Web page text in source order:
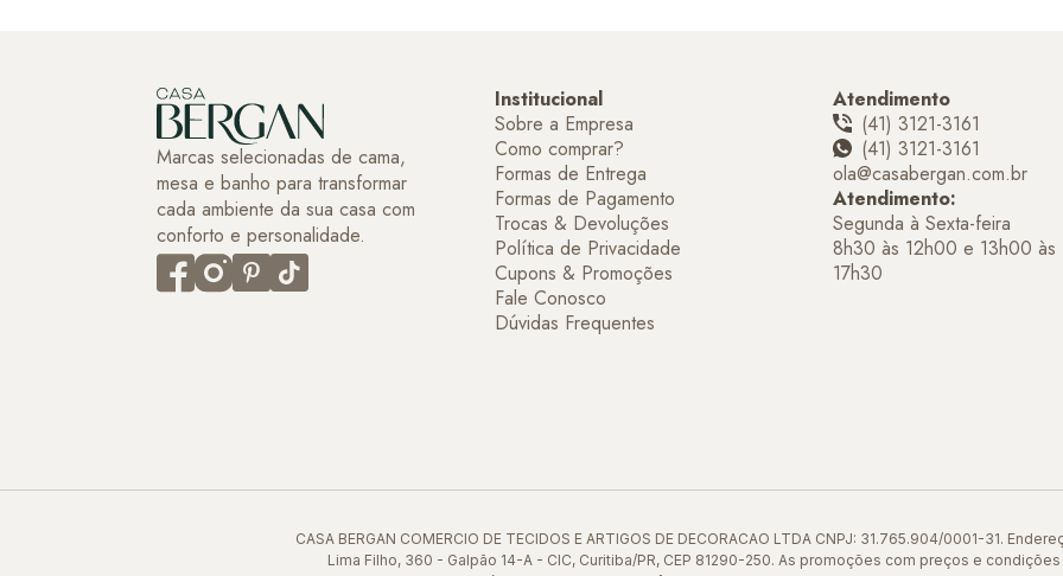
Marcas selecionadas de cama,
mesa e banho para transformar
cada ambiente da sua casa com
conforto e personalidade.
Institucional
Sobre a Empresa
Como comprar?
Formas de Entrega
Formas de Pagamento
Trocas & Devoluções
Política de Privacidade
Cupons & Promoções
Fale Conosco
Dúvidas Frequentes
Atendimento
(41) 3121-3161
(41) 3121-3161
ola@casabergan.com.br
Atendimento:
Segunda à Sexta-feira
8h30 às 12h00 e 13h00 às
17h30
CASA BERGAN COMERCIO DE TECIDOS E ARTIGOS DE DECORACAO LTDA CNPJ: 31.765.904/0001-31.
Lima Filho, 360 - Galpão 14-A - CIC, Curitiba/PR, CEP 81290-250. As promoções com preços e